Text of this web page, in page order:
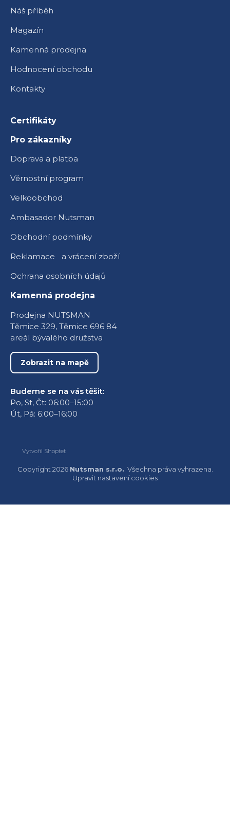
Náš příběh
Magazín
Kamenná prodejna
Hodnocení obchodu
Kontakty
Certifikáty
Pro zákazníky
Doprava a platba
Věrnostní program
Velkoobchod
Ambasador Nutsman
Obchodní podmínky
Reklamace a vrácení zboží
Ochrana osobních údajů
Kamenná prodejna
Prodejna NUTSMAN
Těmice 329, Těmice 696 84
areál bývalého družstva
Zobrazit na mapě
Budeme se na vás těšit:
Po, St, Čt: 06:00–15:00
Út, Pá: 6:00–16:00
Vytvořil Shoptet
Copyright 2026 Nutsman s.r.o. . Všechna práva vyhrazena.
Upravit nastavení cookies